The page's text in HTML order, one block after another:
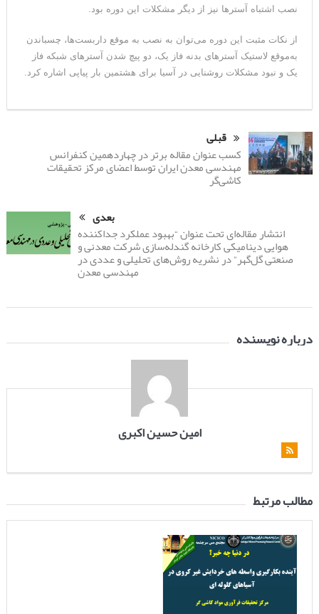
نصب اشتباه آسترها نیز از دیگر مشکلات این دوره بود.
از نکات مثبت این دوره می‌توان به نصب به موقع داربست‌ها، چسباندن
به‌موقع لاستیک آسترهای بدنه فاز یک، دو پیچ شدن آسترهای شبکه فاز
یک و نبود مشکلات روشنایی در آسیا برای هشتمین بار پیاپی اشاره کرد.
قبلی
کسب عنوان مقاله برتر در چهاردهمین کنفرانس
مهندسی معدن ایران توسط اعضای مرکز تحقیقات
کاشی‌گر
بعدی
انتشار مقاله‌ای تحت عنوان “بهبود عملکرد جداکننده
هوایی دینامیکی کارخانه گندله‌سازی شرکت معدنی و
صنعتی گل‌گهر” در نشریه روش‌های تحلیلی و عددی در
مهندسی معدن
درباره نویسنده
امین حسین اکبری
مطالب مرتبط